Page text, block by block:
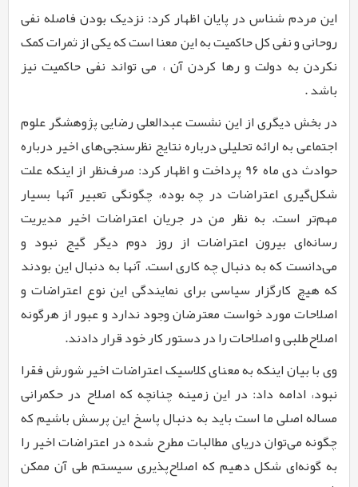
این مردم شناس در پایان اظهار کرد: نزدیک بودن فاصله نفی
روحانی و نفی کل حاکمیت به این معنا است که یکی از ثمرات کمک
نکردن به دولت و رها کردن آن ، می تواند نفی حاکمیت نیز
باشد.
در بخش دیگری از این نشست عبدالعلی رضایی پژوهشگر علوم
اجتماعی به ارائه تحلیلی درباره نتایج نظرسنجی‌های اخیر درباره
حوادث دی ماه9۶ پرداخت و اظهار کرد: صرف‌نظر از اینکه علت
شکل‌گیری اعتراضات در چه بوده، چگونگی تعبیر آنها بسیار
مهم‌تر است. به نظر من در جریان اعتراضات اخیر مدیریت
رسانه‌ای بیرون اعتراضات از روز دوم دیگر گیج نبود و
می‌دانست که به دنبال چه کاری است. آنها به دنبال این بودند
که هیچ کارگزار سیاسی برای نمایندگی این نوع اعتراضات و
اصلاحات مورد خواست معترضان وجود ندارد و عبور از هرگونه
اصلاح‌طلبی و اصلاحات را در دستور کار خود قرار دادند.
وی با بیان اینکه به معنای کلاسیک اعتراضات اخیر شورش فقرا
نبود، ادامه داد: در این زمینه چنانچه که اصلاح در حکمرانی
مساله اصلی ما است باید به دنبال پاسخ این پرسش باشیم که
چگونه می‌توان دریای مطالبات مطرح شده در اعتراضات اخیر را
به گونه‌ای شکل دهیم که اصلاح‌پذیری سیستم طی آن ممکن